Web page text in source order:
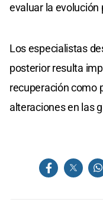
evaluar la evolución
Los especialistas
posterior resulta
recuperación como
alteraciones en las